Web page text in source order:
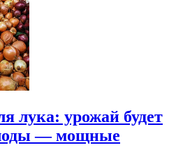
лука: урожай будет
— мощные